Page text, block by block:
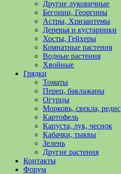
Другие луковичные
Бегонии, Георгины
Астры, Хризантемы
Деревья и кустарники
Хосты, Гейхеры
Комнатные растения
Водные растения
Хвойные
Грядки
Томаты
Перец, баклажаны
Огурцы
Морковь, свекла, редис
Картофель
Капуста, лук, чеснок
Кабачки, тыквы
Зелень
Другие растения
Контакты
Форум